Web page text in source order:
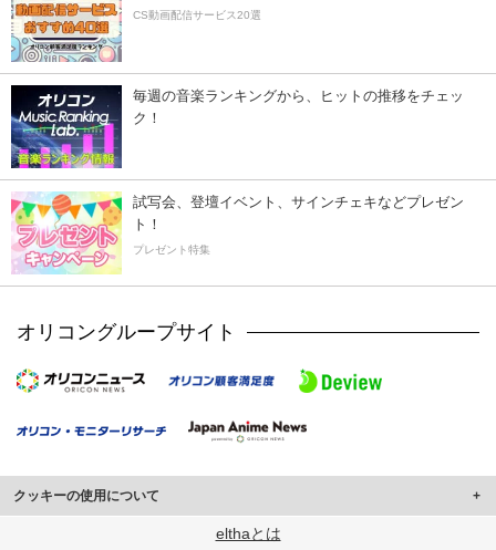
CS動画配信サービス20選
毎週の音楽ランキングから、ヒットの推移をチェッ
ク！
試写会、登壇イベント、サインチェキなどプレゼン
ト！
プレゼント特集
オリコングループサイト
クッキーの使用について
このサイトでは Cookie を使用して、ユーザーに合わせたコンテンツや広告の
elthaとは